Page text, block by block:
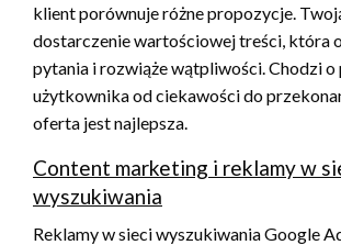
klient porównuje różne propozycje.
dostarczenie wartościowej treści, która
pytania i rozwiąże wątpliwości. Chodzi
użytkownika od ciekawości do
oferta jest najlepsza.
Content marketing i reklamy w
wyszukiwania
Reklamy w sieci wyszukiwania Google